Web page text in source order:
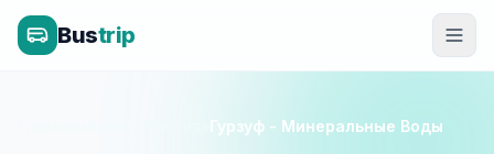
Bustrip
Гурзуф - Минеральные Воды